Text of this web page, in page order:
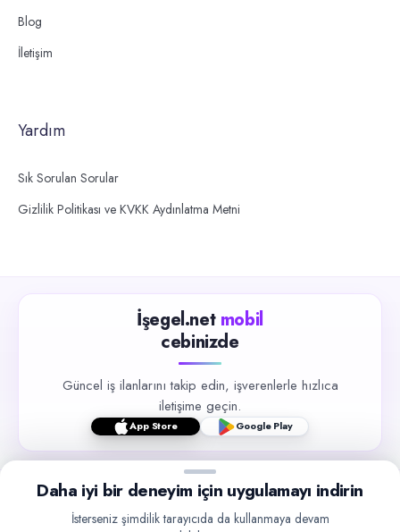
Blog
İletişim
Yardım
Sık Sorulan Sorular
Gizlilik Politikası ve KVKK Aydınlatma Metni
İşegel.net mobil
cebinizde
Güncel iş ilanlarını takip edin, işverenlerle hızlıca
iletişime geçin.
App Store Google Play
Daha iyi bir deneyim için uygulamayı indirin
İsterseniz şimdilik tarayıcıda da kullanmaya devam